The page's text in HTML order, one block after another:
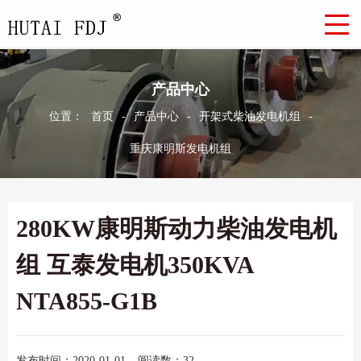
产品中心
位置： 首页 - 产品中心 - 开架式柴油发电机组 -
重庆康明斯发电机组
280KW康明斯动力柴油发电机
组 互泰发电机350KVA
NTA855-G1B